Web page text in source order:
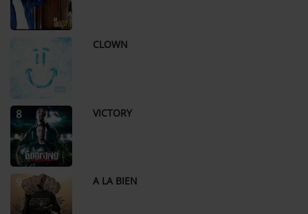
CLOWN
8 VICTORY
9 A LA BIEN